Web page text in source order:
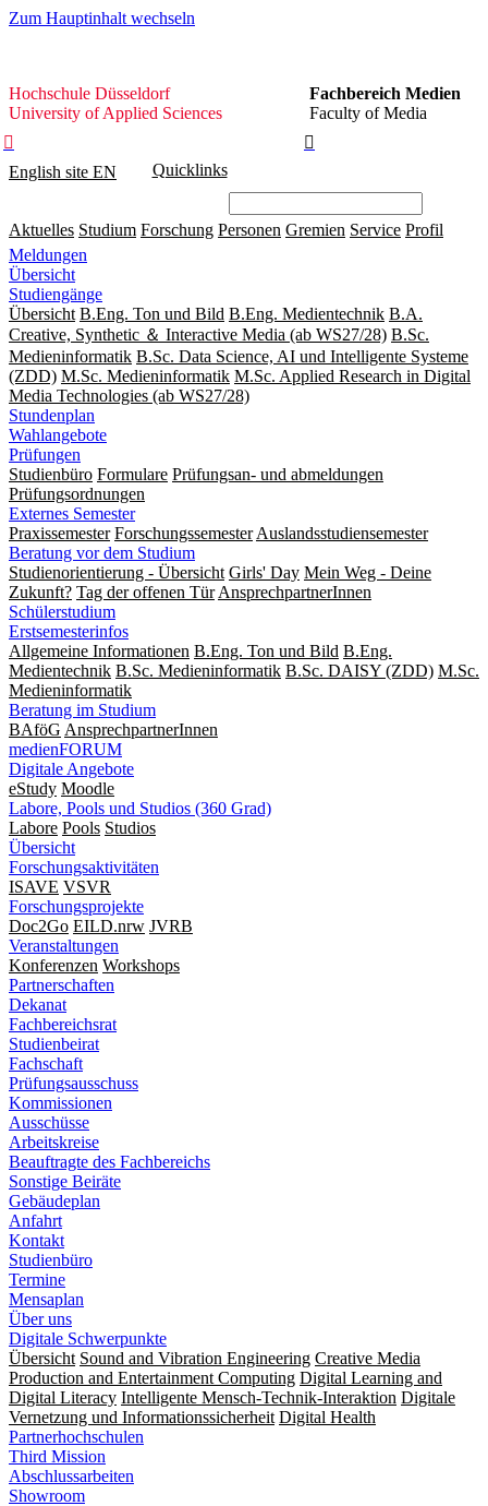
Zum Hauptinhalt wechseln
Hochschule
Düsseldorf
Hochschule Düsseldorf
University of Applied Sciences
Fachbereich Medien
Faculty of Media


English site EN Quicklinks
Aktuelles Studium Forschung Personen Gremien Service Profil
Meldungen
Übersicht
Studiengänge
Übersicht B.Eng. Ton und Bild B.Eng. Medientechnik B.A.
Creative, Synthetic ＆ Interactive Media (ab WS27/28) B.Sc.
Medieninformatik B.Sc. Data Science, AI und Intelligente Systeme
(ZDD) M.Sc. Medieninformatik M.Sc. Applied Research in Digital
Media Technologies (ab WS27/28)
Stundenplan
Wahlangebote
Prüfungen
Studienbüro Formulare Prüfungsan- und abmeldungen
Prüfungsordnungen
Externes Semester
Praxissemester Forschungssemester Auslandsstudiensemester
Beratung vor dem Studium
Studienorientierung - Übersicht Girls' Day Mein Weg - Deine
Zukunft? Tag der offenen Tür AnsprechpartnerInnen
Schülerstudium
Erstsemesterinfos
Allgemeine Informationen B.Eng. Ton und Bild B.Eng.
Medientechnik B.Sc. Medieninformatik B.Sc. DAISY (ZDD) M.Sc.
Medieninformatik
Beratung im Studium
BAföG AnsprechpartnerInnen
medienFORUM
Digitale Angebote
eStudy Moodle
Labore, Pools und Studios (360 Grad)
Labore Pools Studios
Übersicht
Forschungsaktivitäten
ISAVE VSVR
Forschungsprojekte
Doc2Go EILD.nrw JVRB
Veranstaltungen
Konferenzen Workshops
Partnerschaften
Dekanat
Fachbereichsrat
Studienbeirat
Fachschaft
Prüfungsausschuss
Kommissionen
Ausschüsse
Arbeitskreise
Beauftragte des Fachbereichs
Sonstige Beiräte
Gebäudeplan
Anfahrt
Kontakt
Studienbüro
Termine
Mensaplan
Über uns
Digitale Schwerpunkte
Übersicht Sound and Vibration Engineering Creative Media
Production and Entertainment Computing Digital Learning and
Digital Literacy Intelligente Mensch-Technik-Interaktion Digitale
Vernetzung und Informationssicherheit Digital Health
Partnerhochschulen
Third Mission
Abschlussarbeiten
Showroom